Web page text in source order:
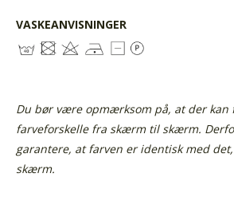
VASKEANVISNINGER
Du bør være opmærksom på, at der kan
farveforskelle fra skærm til skærm.
garantere, at farven er identisk med
skærm.